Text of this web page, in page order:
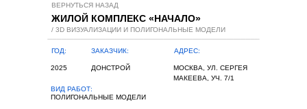
ЖИЛОЙ КОМПЛЕКС «НАЧАЛО»
/ 3D ВИЗУАЛИЗАЦИИ И ПОЛИГОНАЛЬНЫЕ МОДЕЛИ
ВЕРНУТЬСЯ НАЗАД
ДОНСТРОЙ
АДРЕС:
МОСКВА, УЛ. СЕРГЕЯ
МАКЕЕВА, УЧ. 7/1
ЗАКАЗЧИК:
2025
ГОД:
ПОЛИГОНАЛЬНЫЕ МОДЕЛИ
ВИД РАБОТ: